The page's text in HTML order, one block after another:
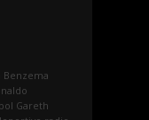
Benzema
Gareth